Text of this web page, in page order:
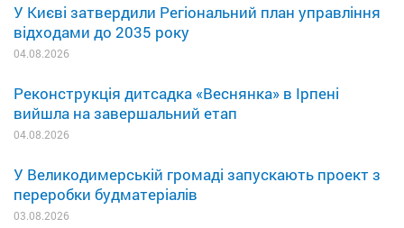
У Києві затвердили Регіональний план управління
відходами до 2035 року
04.08.2026
Реконструкція дитсадка «Веснянка» в Ірпені
вийшла на завершальний етап
04.08.2026
У Великодимерській громаді запускають проект з
переробки будматеріалів
03.08.2026